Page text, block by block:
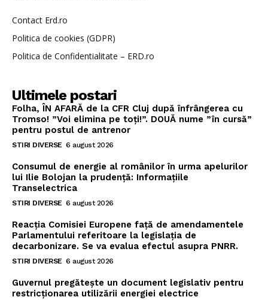
Contact Erd.ro
Politica de cookies (GDPR)
Politica de Confidentialitate – ERD.ro
Ultimele postari
Folha, ÎN AFARĂ de la CFR Cluj după înfrângerea cu
Tromso! ”Voi elimina pe toți!”. DOUĂ nume ”în cursă”
pentru postul de antrenor
STIRI DIVERSE 6 august 2026
Consumul de energie al românilor în urma apelurilor
lui Ilie Bolojan la prudență: Informațiile
Transelectrica
STIRI DIVERSE 6 august 2026
Reacția Comisiei Europene față de amendamentele
Parlamentului referitoare la legislația de
decarbonizare. Se va evalua efectul asupra PNRR.
STIRI DIVERSE 6 august 2026
Guvernul pregătește un document legislativ pentru
restricționarea utilizării energiei electrice